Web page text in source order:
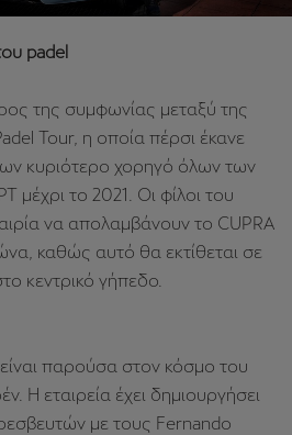
padel
της συμφωνίας μεταξύ της
Tour, η οποία πέρσι έκανε
κυριότερο χορηγό όλων των
μέχρι το 2021. Οι φίλοι του
να απολαμβάνουν το CUPRA
καθώς αυτό θα εκτίθεται σε
κεντρικό γήπεδο.
παρούσα στον κόσμο του
Η εταιρεία έχει δημιουργήσει
με τους Fernando